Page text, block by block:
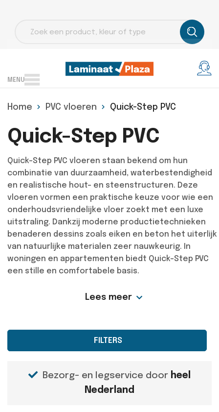
zoeken
MENU
Home PVC vloeren Quick-Step PVC
Quick-Step PVC
Quick-Step PVC vloeren staan bekend om hun
combinatie van duurzaamheid, waterbestendigheid
en realistische hout- en steenstructuren. Deze
vloeren vormen een praktische keuze voor wie een
onderhoudsvriendelijke vloer zoekt met een luxe
uitstraling. Dankzij moderne productietechnieken
benaderen dessins zoals eiken en beton het uiterlijk
van natuurlijke materialen zeer nauwkeurig. In
woningen en appartementen biedt Quick-Step PVC
een stille en comfortabele basis.
Lees meer
FILTERS
Bezorg- en legservice door heel
Nederland